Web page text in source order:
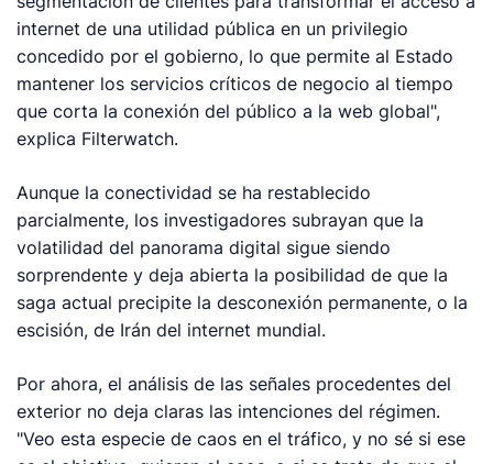
internet de una utilidad pública en un privilegio
concedido por el gobierno, lo que permite al Estado
mantener los servicios críticos de negocio al tiempo
que corta la conexión del público a la web global",
explica Filterwatch.
Aunque la conectividad se ha restablecido
parcialmente, los investigadores subrayan que la
volatilidad del panorama digital sigue siendo
sorprendente y deja abierta la posibilidad de que la
saga actual precipite la desconexión permanente, o la
escisión, de Irán del internet mundial.
Por ahora, el análisis de las señales procedentes del
exterior no deja claras las intenciones del régimen.
"Veo esta especie de caos en el tráfico, y no sé si ese